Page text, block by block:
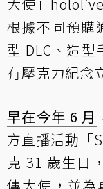
大使」
根據不同預購
型 DLC、造
有壓克力紀念
早在今年 6 月
方直播活動「
克 31 歲生日